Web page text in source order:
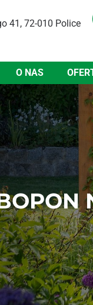
41, 72-010 Police
O NAS